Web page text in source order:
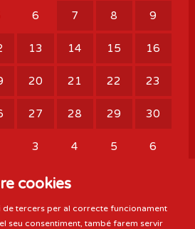
6 7 8 9
13 14 15 16
20 21 22 23
27 28 29 30
3 4 5 6
cookies
tercers per al correcte funcionament
seu consentiment, també farem servir